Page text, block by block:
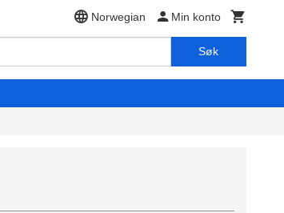
Norwegian Min konto
Søk